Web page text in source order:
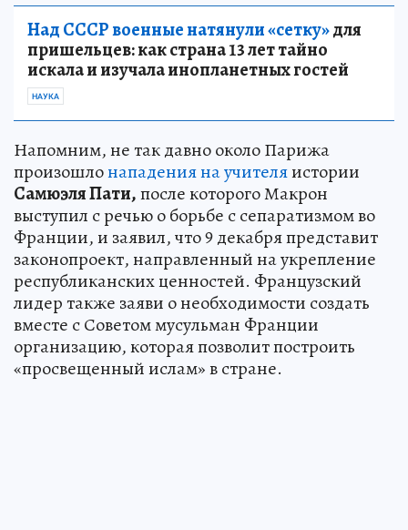
Над СССР военные натянули «сетку»для
пришельцев: как страна 13 лет тайно
искала и изучала инопланетных гостей
НАУКА
Напомним, не так давно около Парижа
произошлонападения на учителяистории
Самюэля Пати,после которого Макрон
выступил с речью о борьбе с сепаратизмом во
Франции, и заявил, что 9 декабря представит
законопроект, направленный на укрепление
республиканских ценностей. Французский
лидер также заяви о необходимости создать
вместе с Советом мусульман Франции
организацию, которая позволит построить
«просвещенный ислам» в стране.